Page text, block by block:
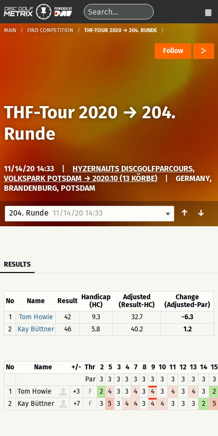
MAIN FIND COMPETITION THF-TOUR 2020 → 204. RUNDE
Follow
THF-Tour 2020 →204.
Runde
11/14/20 14:33
HYZERNAUTS DISCGOLFPARCOURS,
VOLKSPARK POTSDAM → 2020.10 (13 KÖRBE)
GERMANY,
BRANDENBURG, POTSDAM
204. Runde 11/14/20 14:33 ↑ ↓
RESULTS
No Name Result Handicap
(HC)
Adjusted
(Result-HC)
Change
(Adjusted-Par)
1
Tom Howie 42 9.3 32.7
-6.3
2
Kay Büttner 46 5.8 40.2 1.2
No Name +/- Thr 2 5 3 4 7 8 9 10 11 12 13 14 15
Par 3 3 3 3 3 3 3 3 3 3 3 3
3
1
Tom Howie +3 F 2 4 3 3 4 3 4 3 4 3 4 3
2
2
Kay Büttner +7 F 3 5 3 4 4 3 4 4 3 3 3 2 5